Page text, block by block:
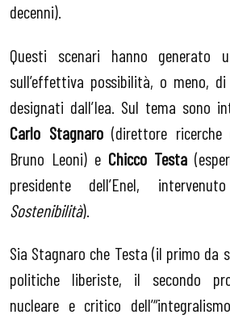
decenni).
Questi scenari hanno generato
sull’effettiva possibilità, o meno,
designati dall’Iea. Sul tema sono
Carlo Stagnaro(direttore ricerche
Bruno Leoni) e Chicco Testa
presidente dell’Enel,
Sostenibilità).
Sia Stagnaro che Testa (il primo da
politiche liberiste, il secondo
nucleare e critico